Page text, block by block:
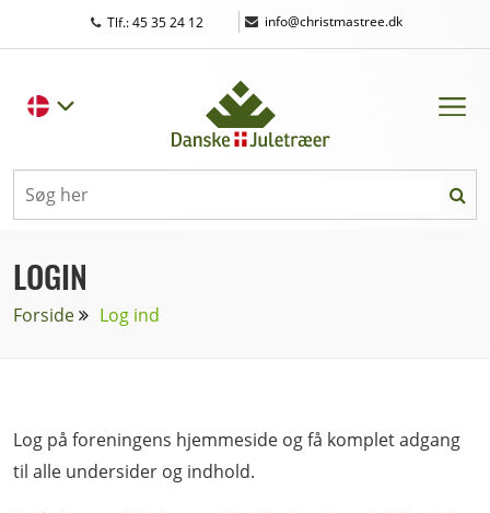
Tlf.: 45 35 24 12 | info@christmastree.dk
LOGIN
Forside Log ind
Log på foreningens hjemmeside og få komplet adgang
til alle undersider og indhold.